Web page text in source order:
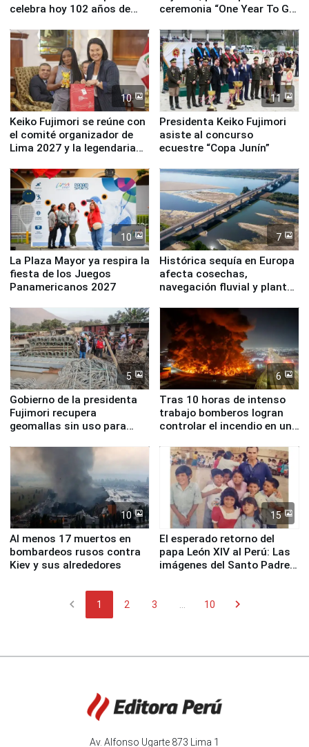
celebra hoy 102 años de
ceremonia “One Year To Go
10
Keiko Fujimori se reúne con
el comité organizador de
Lima 2027 y la legendaria
11
Presidenta Keiko Fujimori
asiste al concurso
ecuestre “Copa Junín”
10
La Plaza Mayor ya respira la
fiesta de los Juegos
Panamericanos 2027
7
Histórica sequía en Europa
afecta cosechas,
navegación fluvial y plantas
5
Gobierno de la presidenta
Fujimori recupera
geomallas sin uso para
Fenómeno El Niño
6
Tras 10 horas de intenso
trabajo bomberos logran
controlar el incendio en una
de Chile
10
Al menos 17 muertos en
bombardeos rusos contra
Kiev y sus alrededores
15
El esperado retorno del
papa León XIV al Perú: Las
imágenes del Santo Padre
chevron_left 1 2 3 10 chevron_right
Av. Alfonso Ugarte 873 Lima 1